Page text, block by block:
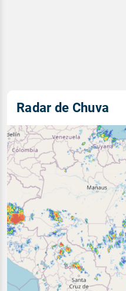
Radar de Chuva